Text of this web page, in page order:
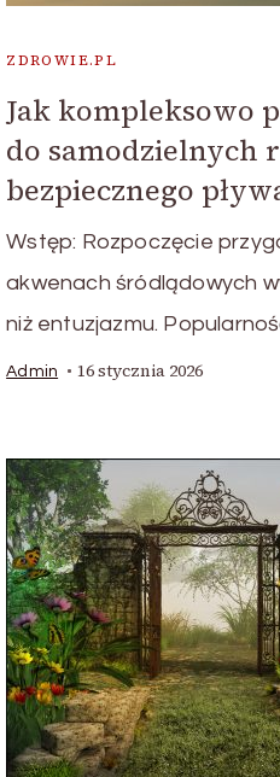
ZDROWIE.PL
Jak kompleksowo
do samodzielnych
bezpiecznego
Wstęp: Rozpoczęcie
akwenach śródlądowych
niż entuzjazmu.
Admin 16 stycznia 2026